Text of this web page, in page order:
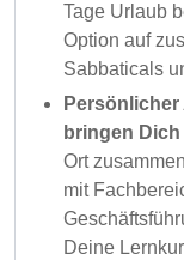
Tage Urlaub
Option auf
Sabbaticals
bringen
Ort
mit
Deine